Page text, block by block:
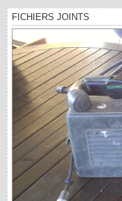
FICHIERS JOINTS